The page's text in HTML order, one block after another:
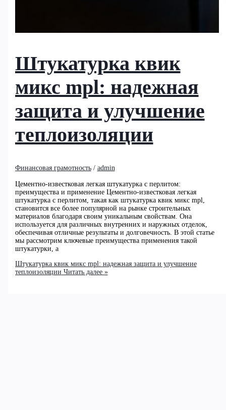
Штукатурка квик
микс mpl: надежная
защита и улучшение
теплоизоляции
Финансовая грамотность/ admin
Цементно-известковая легкая штукатурка с перлитом:
преимущества и применение Цементно-известковая легкая
штукатурка с перлитом, такая как штукатурка квик микс mpl,
становится все более популярной на рынке строительных
материалов благодаря своим уникальным свойствам. Она
используется для различных внутренних и наружных отделок,
обеспечивая отличные результаты и долговечность. В этой статье
мы рассмотрим ключевые преимущества применения такой
штукатурки, а
Штукатурка квик микс mpl: надежная защита и улучшение
теплоизоляции Читать далее »